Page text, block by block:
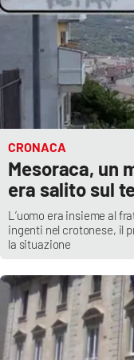
SPECIALI
Buona Sanità
CALABRIAVISIONE
Destinazioni
Eventi
Food
LAC
NETWORK
CRONACA
Mesoraca, un
era salito sul
L’uomo era insieme al
ingenti nel crotonese, il
la situazione